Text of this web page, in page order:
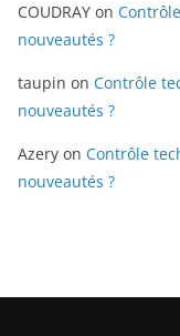
COUDRAY on
nouveautés ?
taupin on Contrôle
nouveautés ?
Azery on Contrôle
nouveautés ?